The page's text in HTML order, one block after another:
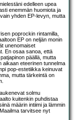
edelleen upea
enemmän huomiota ja
yhden EP-levyn, mutta
poprockin rintamilla,
EP on neljän monin
unenomaiset
En osaa sanoa, että
päällä, mutta
aikaan eteerinen tunnelma
pop-estetiikka keinuvat
mutta tärkeintä on
solmu
kuitenkin puhdistaa
määrin intiimi ja lämmin
tarvitsee nyt